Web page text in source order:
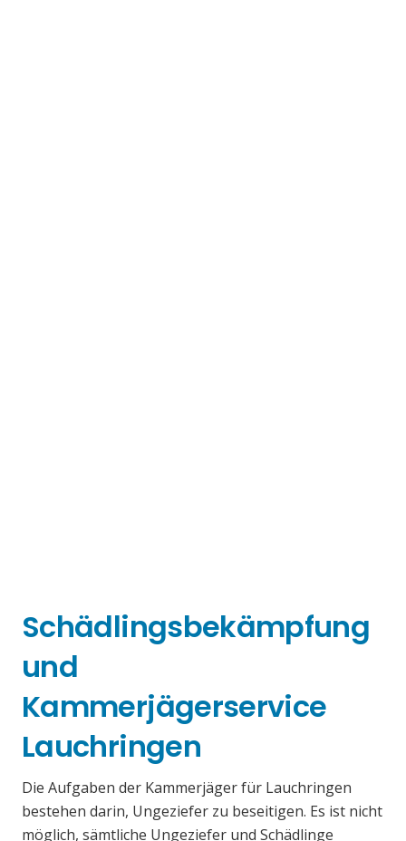
Schädlingsbekämpfung
und
Kammerjägerservice
Lauchringen
Die Aufgaben der Kammerjäger für Lauchringen
bestehen darin, Ungeziefer zu beseitigen. Es ist nicht
möglich, sämtliche Ungeziefer und Schädlinge